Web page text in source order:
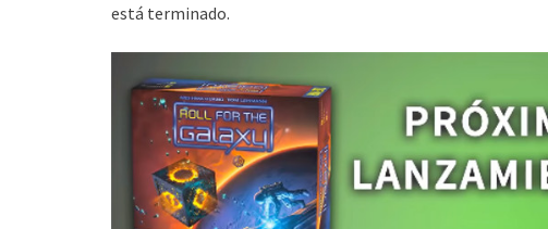
está terminado.